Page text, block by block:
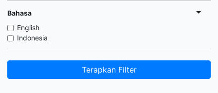
Bahasa
English
Indonesia
Terapkan Filter